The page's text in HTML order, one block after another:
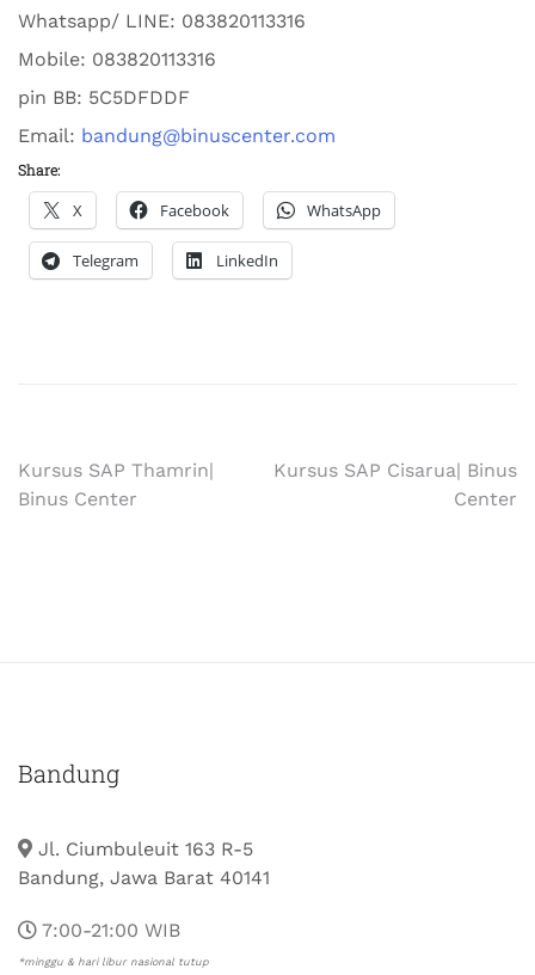
Whatsapp/ LINE: 083820113316
Mobile: 083820113316
pin BB: 5C5DFDDF
Email: bandung@binuscenter.com
Share:
X Facebook WhatsApp
Telegram LinkedIn
Kursus SAP Thamrin|
Binus Center
Kursus SAP Cisarua| Binus
Center
Bandung
Jl. Ciumbuleuit 163 R-5
Bandung, Jawa Barat 40141
7:00-21:00 WIB
*minggu & hari libur nasional tutup